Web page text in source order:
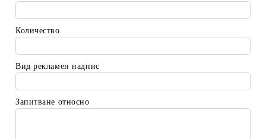
Количество
Вид рекламен надпис
Запитване относно